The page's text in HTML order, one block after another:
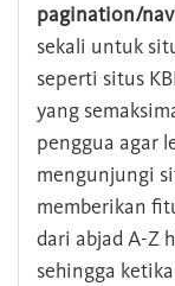
pagination/
sekali untuk
seperti situs
yang
penggua agar
mengunjungi
memberikan
dari abjad A-Z
sehingga